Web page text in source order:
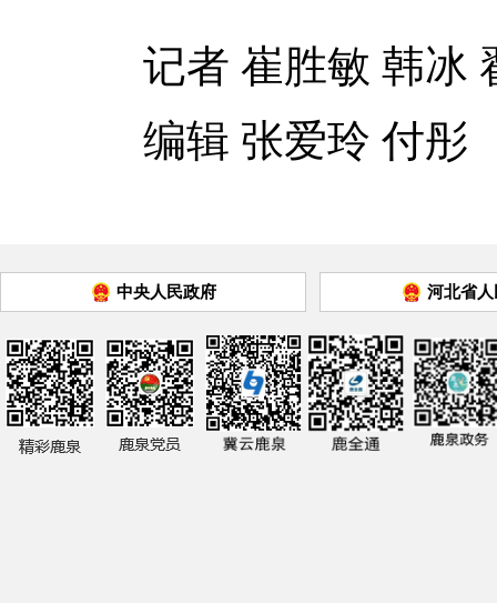
记者 崔胜敏 韩冰
编辑 张爱玲 付彤